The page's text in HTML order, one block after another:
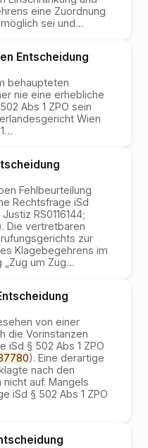
eine Zuordnung
sei und…
Entscheidung
behaupteten
nie eine erhebliche
Abs 1 ZPO sein
Wien
…
Fehlbeurteilung
Rechtsfrage iSd
RS0116144;
Die vertretbaren
zur
Klagebegehrens im
„Zug um Zug…
von einer
die Vorinstanzen
iSd § 502 Abs 1 ZPO
). Eine derartige
nach den
auf. Mangels
iSd § 502 Abs 1 ZPO